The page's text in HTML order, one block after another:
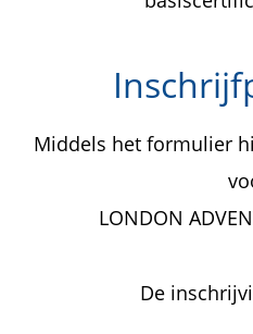
Middels het formulier
LONDON
De